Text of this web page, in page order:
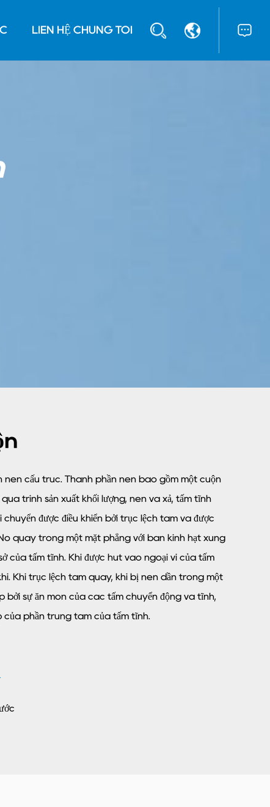
LIÊN HỆ CHÚNG TÔI
cấu trúc. Thành phần nén bao gồm một cuộn
trình sản xuất khối lượng, nén và xả, tấm tĩnh
được điều khiển bởi trục lệch tâm và được
quay trong một mặt phẳng với bán kính hạt xung
của tấm tĩnh. Khí được hút vào ngoại vi của tấm
Khi trục lệch tâm quay, khí bị nén dần trong một
bởi sự ăn mòn của các tấm chuyển động và tĩnh,
của phần trung tâm của tấm tĩnh.